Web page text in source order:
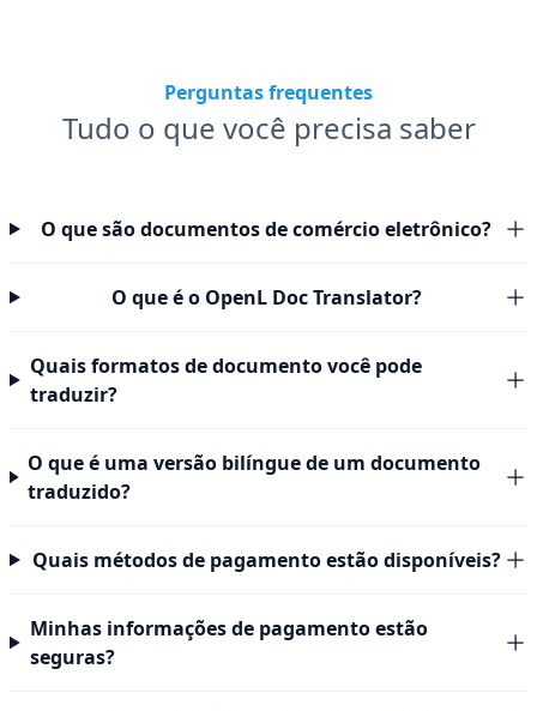
Perguntas frequentes
Tudo o que você precisa saber
O que são documentos de comércio eletrônico?
O que é o OpenL Doc Translator?
Quais formatos de documento você pode
traduzir?
O que é uma versão bilíngue de um documento
traduzido?
Quais métodos de pagamento estão disponíveis?
Minhas informações de pagamento estão
seguras?